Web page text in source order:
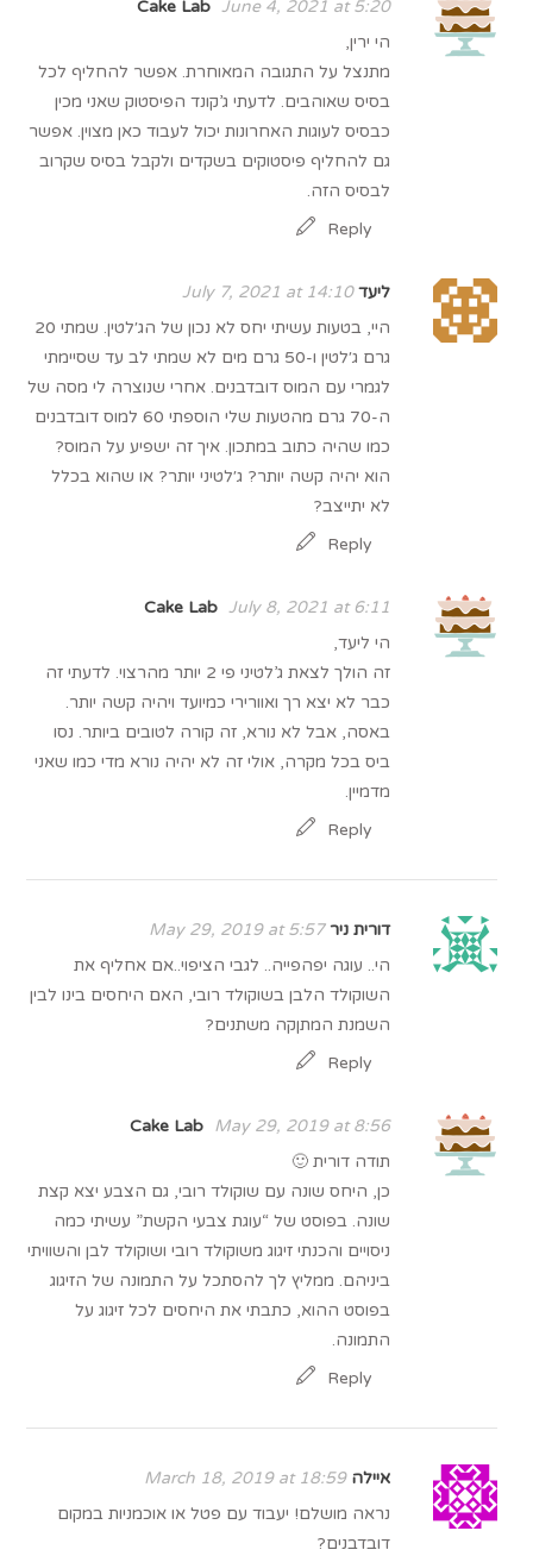
Cake Lab June 4, 2021 at 5:20
הי ירין,
מתנצל על התגובה המאוחרת. אפשר להחליף לכל
בסיס שאוהבים. לדעתי ג’קונד הפיסטוק שאני מכין
כבסיס לעוגות האחרונות יכול לעבוד כאן מצוין. אפשר
גם להחליף פיסטוקים בשקדים ולקבל בסיס שקרוב
לבסיס הזה.
Reply
ליעד July 7, 2021 at 14:10
היי, בטעות עשיתי יחס לא נכון של הג׳לטין. שמתי 20
גרם ג׳לטין ו-50 גרם מים לא שמתי לב עד שסיימתי
לגמרי עם המוס דובדבנים. אחרי שנוצרה לי מסה של
ה-70 גרם מהטעות שלי הוספתי 60 למוס דובדבנים
כמו שהיה כתוב במתכון. איך זה ישפיע על המוס?
הוא יהיה קשה יותר? ג׳לטיני יותר? או שהוא בכלל
לא יתייצב?
Reply
Cake Lab July 8, 2021 at 6:11
הי ליעד,
זה הולך לצאת ג’לטיני פי 2 יותר מהרצוי. לדעתי זה
כבר לא יצא רך ואוורירי כמיועד ויהיה קשה יותר.
באסה, אבל לא נורא, זה קורה לטובים ביותר. נסו
ביס בכל מקרה, אולי זה לא יהיה נורא מדי כמו שאני
מדמיין.
Reply
דורית ניר May 29, 2019 at 5:57
הי.. עוגה יפהפייה.. לגבי הציפוי..אם אחליף את
השוקולד הלבן בשוקולד רובי, האם היחסים בינו לבין
השמנת המתןקה משתנים?
Reply
Cake Lab
May 29, 2019 at 8:56
תודה דורית 🙂
כן, היחס שונה עם שוקולד רובי, גם הצבע יצא קצת
שונה. בפוסט של “עוגת צבעי הקשת” עשיתי כמה
ניסויים והכנתי זיגוג משוקולד רובי ושוקולד לבן והשוויתי
ביניהם. ממליץ לך להסתכל על התמונה של הזיגוג
בפוסט ההוא, כתבתי את היחסים לכל זיגוג על
התמונה.
Reply
איילה March 18, 2019 at 18:59
נראה מושלם! יעבוד עם פטל או אוכמניות במקום
דובדבנים?